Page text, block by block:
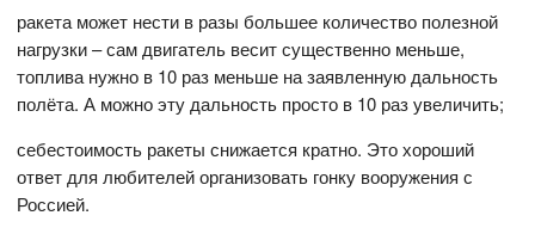
ракета может нести в разы большее количество полезной
нагрузки – сам двигатель весит существенно меньше,
топлива нужно в 10 раз меньше на заявленную дальность
полёта. А можно эту дальность просто в 10 раз увеличить;
себестоимость ракеты снижается кратно. Это хороший
ответ для любителей организовать гонку вооружения с
Россией.